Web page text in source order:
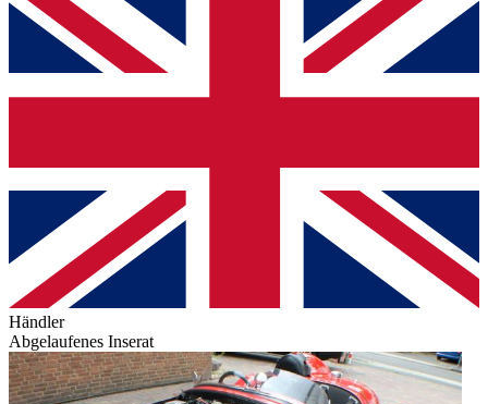
Händler
Abgelaufenes Inserat